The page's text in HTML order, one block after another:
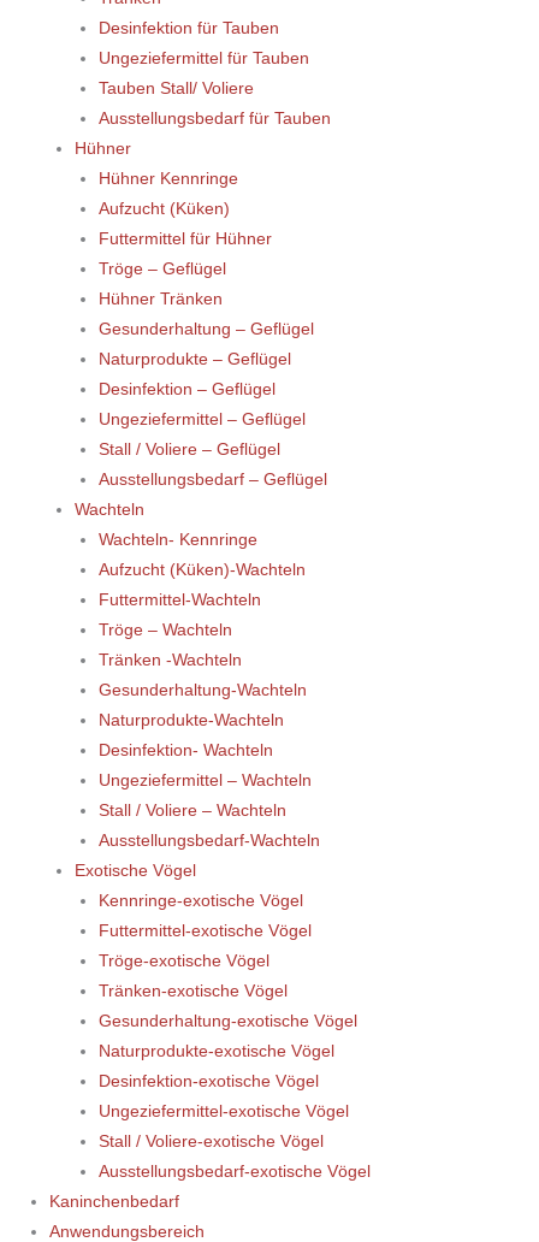
Desinfektion für Tauben
Ungeziefermittel für Tauben
Tauben Stall/ Voliere
Ausstellungsbedarf für Tauben
Hühner
Hühner Kennringe
Aufzucht (Küken)
Futtermittel für Hühner
Tröge – Geflügel
Hühner Tränken
Gesunderhaltung – Geflügel
Naturprodukte – Geflügel
Desinfektion – Geflügel
Ungeziefermittel – Geflügel
Stall / Voliere – Geflügel
Ausstellungsbedarf – Geflügel
Wachteln
Wachteln- Kennringe
Aufzucht (Küken)-Wachteln
Futtermittel-Wachteln
Tröge – Wachteln
Tränken -Wachteln
Gesunderhaltung-Wachteln
Naturprodukte-Wachteln
Desinfektion- Wachteln
Ungeziefermittel – Wachteln
Stall / Voliere – Wachteln
Ausstellungsbedarf-Wachteln
Exotische Vögel
Kennringe-exotische Vögel
Futtermittel-exotische Vögel
Tröge-exotische Vögel
Tränken-exotische Vögel
Gesunderhaltung-exotische Vögel
Naturprodukte-exotische Vögel
Desinfektion-exotische Vögel
Ungeziefermittel-exotische Vögel
Stall / Voliere-exotische Vögel
Ausstellungsbedarf-exotische Vögel
Kaninchenbedarf
Anwendungsbereich